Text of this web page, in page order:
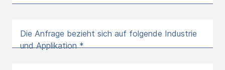
Die Anfrage bezieht sich auf folgende Industrie
und Applikation *